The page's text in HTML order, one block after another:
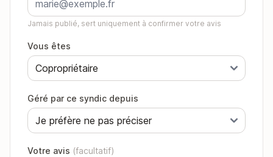
Jamais publié, sert uniquement à confirmer votre avis
Vous êtes
Géré par ce syndic depuis
Votre avis (facultatif)